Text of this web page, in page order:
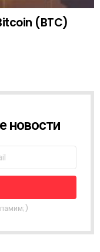
(BTC)
новости